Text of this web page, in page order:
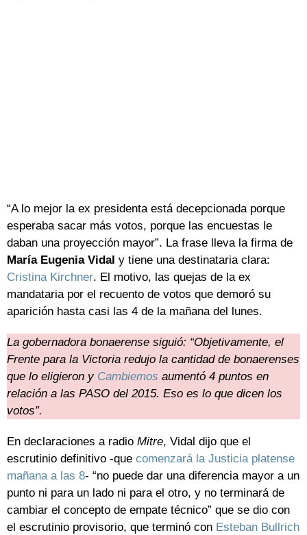
“A lo mejor la ex presidenta está decepcionada porque
esperaba sacar más votos, porque las encuestas le
daban una proyección mayor”. La frase lleva la firma de
María Eugenia Vidal y tiene una destinataria clara:
Cristina Kirchner. El motivo, las quejas de la ex
mandataria por el recuento de votos que demoró su
aparición hasta casi las 4 de la mañana del lunes.
La gobernadora bonaerense siguió: “Objetivamente, el
Frente para la Victoria redujo la cantidad de bonaerenses
que lo eligieron y Cambiemos aumentó 4 puntos en
relación a las PASO del 2015. Eso es lo que dicen los
votos”.
En declaraciones a radio Mitre, Vidal dijo que el
escrutinio definitivo -que comenzará la Justicia platense
mañana a las 8- “no puede dar una diferencia mayor a un
punto ni para un lado ni para el otro, y no terminará de
cambiar el concepto de empate técnico” que se dio con
el escrutinio provisorio, que terminó con Esteban Bullrich